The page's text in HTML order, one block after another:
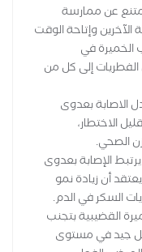
عن ممارسة
وإتاحة الوقت
الخميرة في
إلى كل من
الاصابة بعدوى
الاختطار،
الصحي.
الإصابة بعدوى
أن زيادة نمو
السكر في الدم.
القضيبية بتجنب
جيد في مستوى